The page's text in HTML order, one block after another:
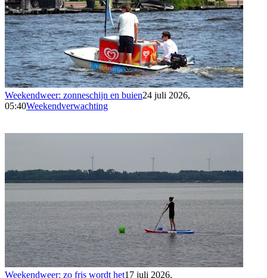
Weekendweer: zonneschijn en buien24 juli 2026,
05:40Weekendverwachting
Weekendweer: zo fris wordt het17 juli 2026,